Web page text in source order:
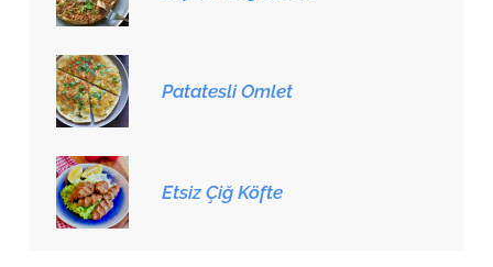
Patatesli Omlet
Etsiz Çiğ Köfte